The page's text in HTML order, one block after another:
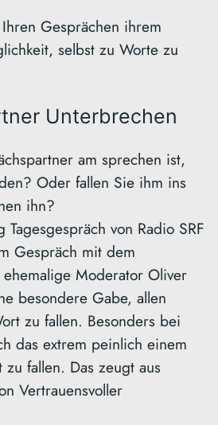
Gesprächen ihrem
selbst zu Worte zu
Unterbrechen
am sprechen ist,
Oder fallen Sie ihm ins
ihn?
von Radio SRF
Gespräch mit dem
Moderator Oliver
besondere Gabe, allen
zu fallen. Besonders bei
das extrem peinlich einem
fallen. Das zeugt aus
Vertrauensvoller